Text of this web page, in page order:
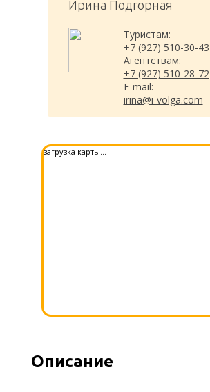
Ирина Подгорная
Туристам:
+7 (927) 510-30-43
Агентствам:
+7 (927) 510-28-72
E-mail:
irina@i-volga.com
загрузка карты...
Описание